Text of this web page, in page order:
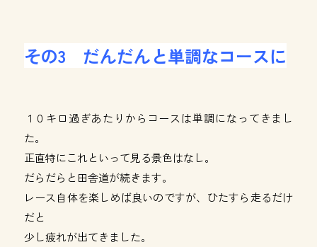
その3 だんだんと単調なコースに
１０キロ過ぎあたりからコースは単調になってきまし
た。
正直特にこれといって見る景色はなし。
だらだらと田舎道が続きます。
レース自体を楽しめば良いのですが、ひたすら走るだけ
だと
少し疲れが出てきました。